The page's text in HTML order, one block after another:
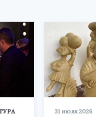
31 июля 2026